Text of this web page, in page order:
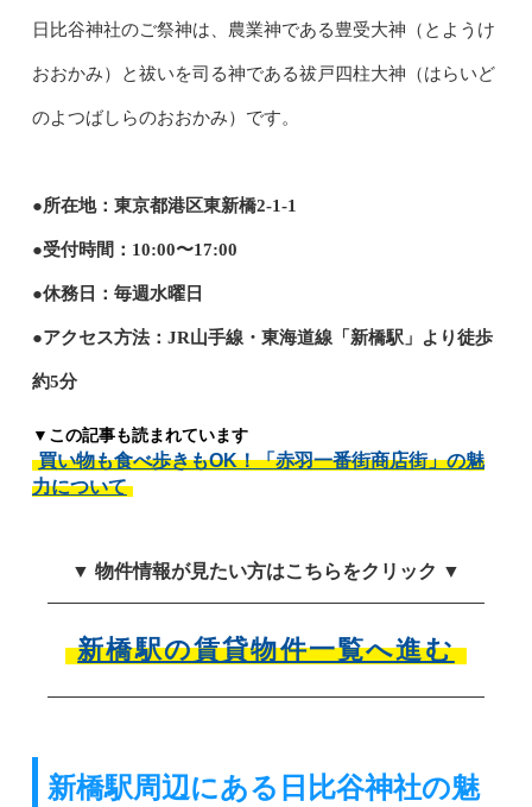
日比谷神社のご祭神は、農業神である豊受大神（とようけ
おおかみ）と祓いを司る神である祓戸四柱大神（はらいど
のよつばしらのおおかみ）です。
●所在地：東京都港区東新橋2-1-1
●受付時間：10:00〜17:00
●休務日：毎週水曜日
●アクセス方法：JR山手線・東海道線「新橋駅」より徒歩
約5分
▼この記事も読まれています
買い物も食べ歩きもOK！「赤羽一番街商店街」の魅
力について
▼ 物件情報が見たい方はこちらをクリック ▼
新橋駅の賃貸物件一覧へ進む
新橋駅周辺にある日比谷神社の魅